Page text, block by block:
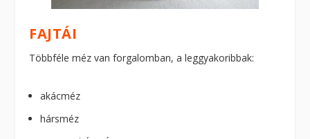
FAJTÁI
Többféle méz van forgalomban, a leggyakoribbak:
akácméz
hársméz